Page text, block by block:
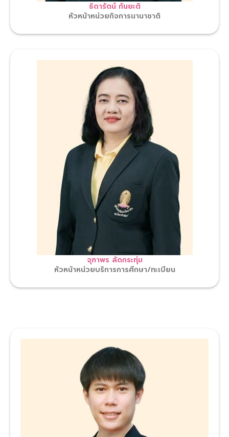
ธิดารัตน์ กันยะติ
หัวหน้าหน่วยกิจการนานาชาติ
จุฑาพร ลัดกระทุ่ม
หัวหน้าหน่วยบริการการศึกษา/ทะเบียน